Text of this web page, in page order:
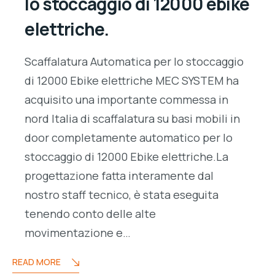
elettriche.
Scaffalatura Automatica per lo stoccaggio
di 12000 Ebike elettriche MEC SYSTEM ha
acquisito una importante commessa in
nord Italia di scaffalatura su basi mobili in
door completamente automatico per lo
stoccaggio di 12000 Ebike elettriche.La
progettazione fatta interamente dal
nostro staff tecnico, è stata eseguita
tenendo conto delle alte
movimentazione e…
READ MORE